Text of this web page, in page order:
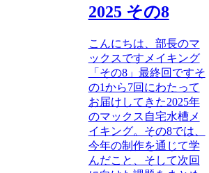
2025 その8
こんにちは、部長のマ
ックスですメイキング
「その8」最終回ですそ
の1から7回にわたって
お届けしてきた2025年
のマックス自宅水槽メ
イキング。その8では、
今年の制作を通じて学
んだこと、そして次回